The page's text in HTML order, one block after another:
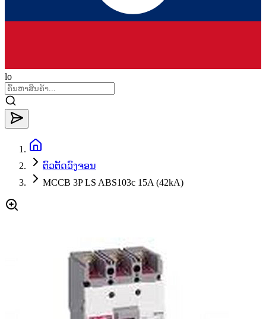
lo
ຕົວຕັດວົງຈອນ
MCCB 3P LS ABS103c 15A (42kA)